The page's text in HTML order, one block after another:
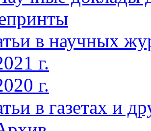
в научных
г.
г.
в газетах и